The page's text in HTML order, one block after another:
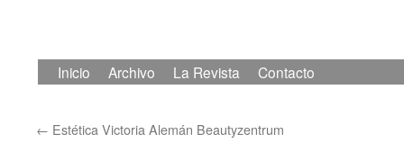
Saltar
Inicio Archivo La Revista Contacto
← Estética Victoria Alemán Beautyzentrum